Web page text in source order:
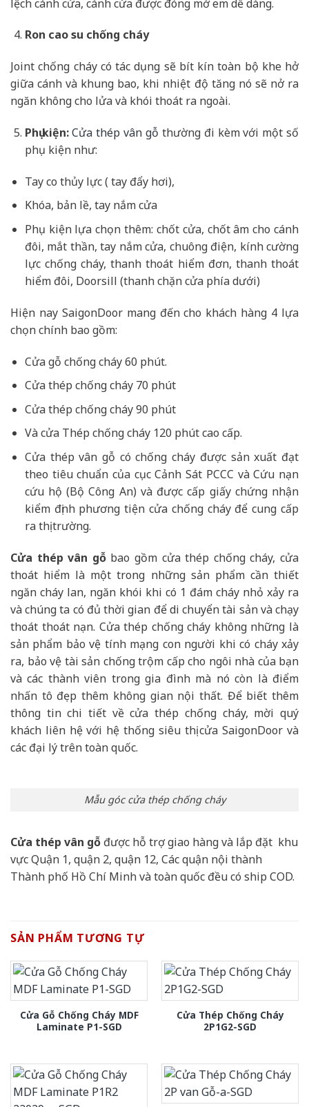
lệch cánh cửa, cánh cửa được đóng mở em dễ dàng.
Ron cao su chống cháy
Joint chống cháy có tác dụng sẽ bít kín toàn bộ khe hở
giữa cánh và khung bao, khi nhiệt độ tăng nó sẽ nở ra
ngăn không cho lửa và khói thoát ra ngoài.
Phụ kiện:Cửa thép vân gỗ thường đi kèm với một số
phụ kiện như:
Tay co thủy lực ( tay đẩy hơi),
Khóa, bản lề, tay nắm cửa
Phụ kiện lựa chọn thêm: chốt cửa, chốt âm cho cánh
đôi, mắt thần, tay nắm cửa, chuông điện, kính cường
lực chống cháy, thanh thoát hiểm đơn, thanh thoát
hiểm đôi, Doorsill (thanh chặn cửa phía dưới)
Hiện nay SaigonDoor mang đến cho khách hàng 4 lựa
chọn chính bao gồm:
Cửa gỗ chống cháy 60 phút.
Cửa thép chống cháy 70 phút
Cửa thép chống cháy 90 phút
Và cửa Thép chống cháy 120 phút cao cấp.
Cửa thép vân gỗ có chống cháy được sản xuất đạt
theo tiêu chuẩn của cục Cảnh Sát PCCC và Cứu nạn
cứu hộ (Bộ Công An) và được cấp giấy chứng nhận
kiểm định phương tiện cửa chống cháy để cung cấp
ra thị trường.
Cửa thép vân gỗbao gồm cửa thép chống cháy, cửa
thoát hiểm là một trong những sản phẩm cần thiết
ngăn cháy lan, ngăn khói khi có 1 đám cháy nhỏ xảy ra
và chúng ta có đủ thời gian để di chuyển tài sản và chạy
thoát thoát nạn. Cửa thép chống cháy không những là
sản phẩm bảo vệ tính mạng con người khi có cháy xảy
ra, bảo vệ tài sản chống trộm cấp cho ngôi nhà của bạn
và các thành viên trong gia đình mà nó còn là điểm
nhấn tô đẹp thêm không gian nội thất. Để biết thêm
thông tin chi tiết về cửa thép chống cháy, mời quý
khách liên hệ với hệ thống siêu thị cửa SaigonDoor và
các đại lý trên toàn quốc.
Mẫu góc cửa thép chống cháy
Cửa thép vân gỗ được hỗ trợ giao hàng và lắp đặt khu
vực Quận 1, quận 2, quận 12, Các quận nội thành
Thành phố Hồ Chí Minh và toàn quốc đều có ship COD.
SẢN PHẨM TƯƠNG TỰ
Cửa Gỗ Chống Cháy MDF
Laminate P1-SGD
Cửa Thép Chống Cháy
2P1G2-SGD